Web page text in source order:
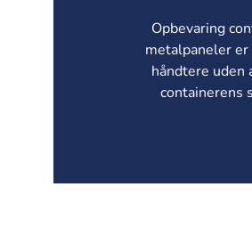
Opbevaring
metalpaneler
håndtere uden
containerens